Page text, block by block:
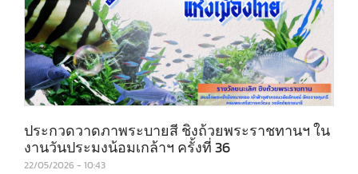
ประกวดวาดภาพระบายสี ชิงถ้วยพระราชทานฯ ใน
งานวันประมงน้อมเกล้าฯ ครั้งที่ 36
22/05/2026 10:43